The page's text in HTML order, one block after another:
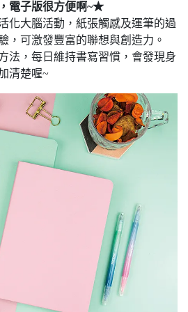
電子版很方便啊~★
化大腦活動，紙張觸感及運筆的過
，可激發豐富的聯想與創造力。
法，每日維持書寫習慣，會發現身
清楚喔~